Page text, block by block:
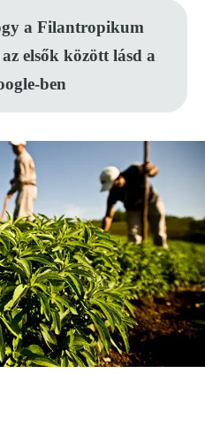
a Filantropikum
elsők között lásd a
ben